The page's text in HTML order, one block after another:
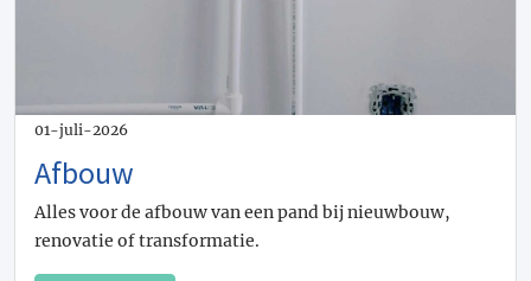
01-juli-2026
Afbouw
Alles voor de afbouw van een pand bij nieuwbouw,
renovatie of transformatie.